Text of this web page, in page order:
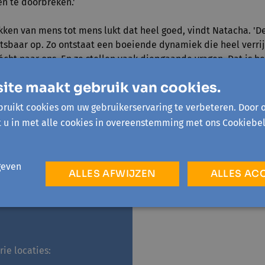
van mens tot mens lukt dat heel goed, vindt Natacha.
op. Zo ontstaat een boeiende dynamiek die heel
naar ons. En ze stellen vaak diepgaande vragen. Dat is
aan de Levende Bibliotheek, maar gewoon eens
locaties:
maakt gebruik van cookies.
cookies om uw gebruikerservaring te verbeteren. Door
in met alle cookies in overeenstemming met ons
ALLES
ALLES AFWIJZEN